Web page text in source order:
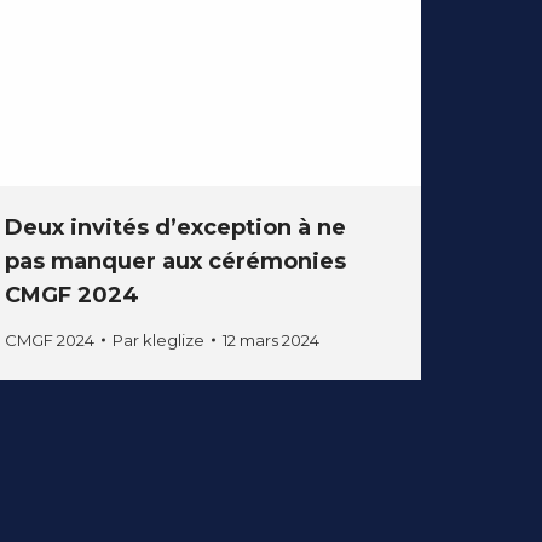
Deux invités d’exception à ne
pas manquer aux cérémonies
CMGF 2024
CMGF 2024 Par kleglize 12 mars 2024